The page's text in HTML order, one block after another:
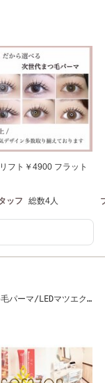
フト￥4900 フラット
ッフ 総数4人
パーマ/LEDマツエク/